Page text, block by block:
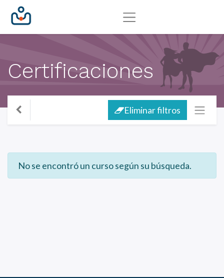
Certificaciones
Eliminar filtros
No se encontró un curso según su búsqueda.